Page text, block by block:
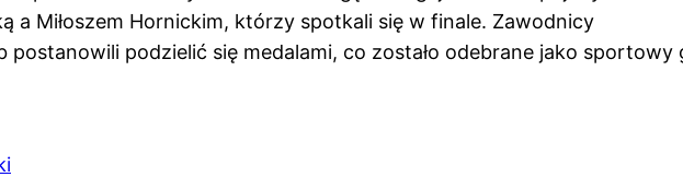
a Miłoszem Hornickim, którzy spotkali się w finale. Zawodnicy
postanowili podzielić się medalami, co zostało odebrane jako sportowy